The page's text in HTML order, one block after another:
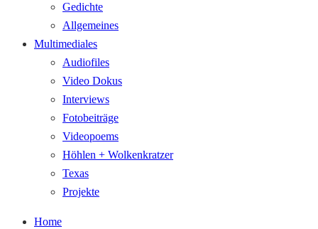
Gedichte
Allgemeines
Multimediales
Audiofiles
Video Dokus
Interviews
Fotobeiträge
Videopoems
Höhlen + Wolkenkratzer
Texas
Projekte
Home